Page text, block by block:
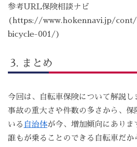
参考URL保険相談ナビ
(https://www.hokennavi.jp/
bicycle-001/)
まとめ
今回は、自転車保険について解説し
事故の重大さや件数の多さから、保
いる 自治体が今、増加傾向にありま
誰もが乗ることのできる自転車だか